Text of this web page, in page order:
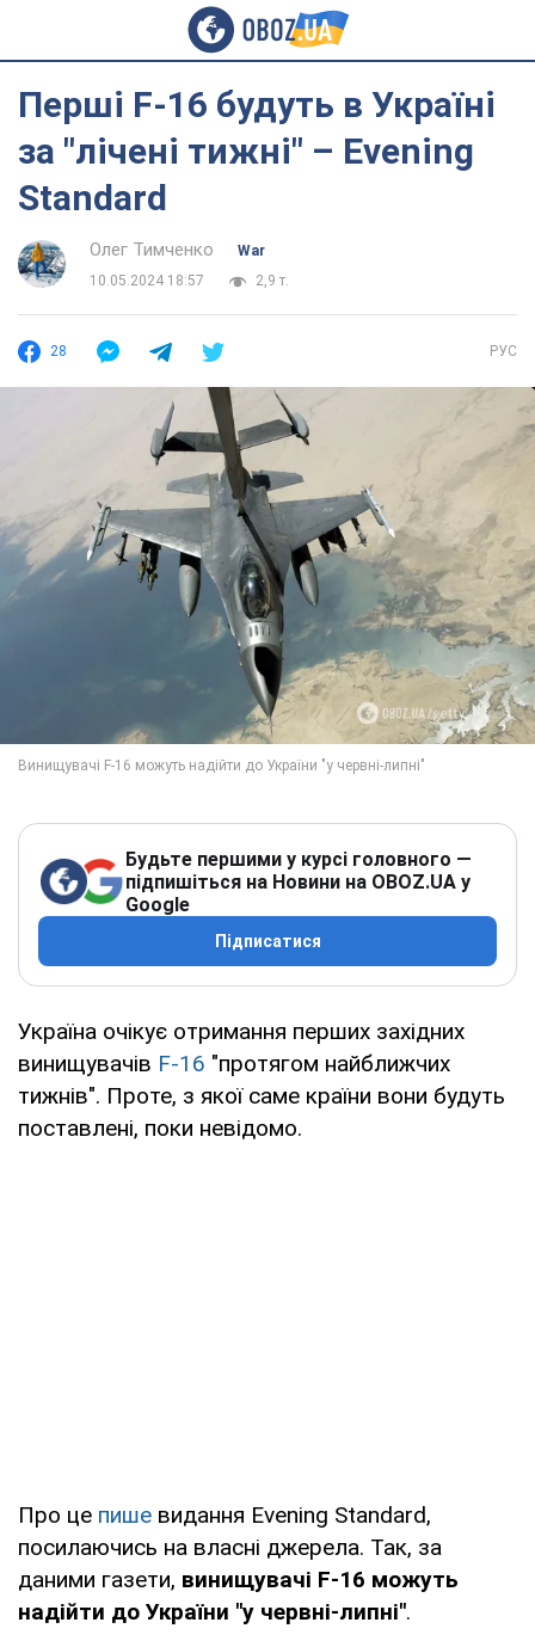
Перші F-16 будуть в Україні
за "лічені тижні" – Evening
Standard
Олег Тимченко
War
10.05.2024 18:57
2,9 т.
28 РУС
Будьте першими у курсі головного —
підпишіться на Новини на OBOZ.UA у
Google
Підписатися
Україна очікує отримання перших західних
винищувачів F-16 "протягом найближчих
тижнів". Проте, з якої саме країни вони будуть
поставлені, поки невідомо.
Про це пише видання Evening Standard,
посилаючись на власні джерела. Так, за
даними газети, винищувачі F-16 можуть
надійти до України "у червні-липні".